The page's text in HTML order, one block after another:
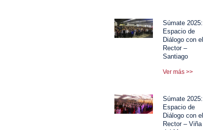
Súmate 2025:
Espacio de
Diálogo con el
Rector –
Santiago
Ver más >>
Súmate 2025:
Espacio de
Diálogo con el
Rector – Viña